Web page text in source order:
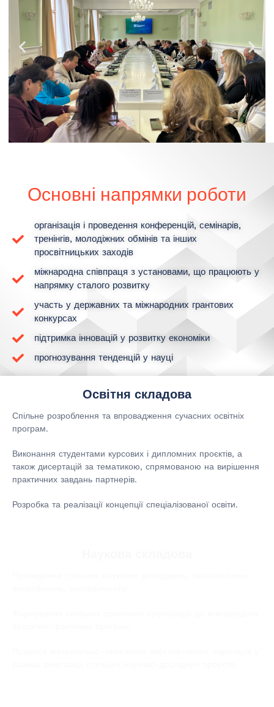
Основні напрямки роботи
організація і проведення конференцій, семінарів,
тренінгів, молодіжних обмінів та інших
просвітницьких заходів
міжнародна співпраця з установами, що працюють у
напрямку сталого розвитку
участь у державних та міжнародних грантових
конкурсах
підтримка інновацій у розвитку економіки
прогнозування тенденцій у науці
Освітня складова
Спільне розроблення та впровадження сучасних освітніх
програм.
Виконання студентами курсових і дипломних проєктів, а
також дисертацій за тематикою, спрямованою на вирішення
практичних завдань партнерів.
Розробка та реалізації концепції спеціалізованої освіти.